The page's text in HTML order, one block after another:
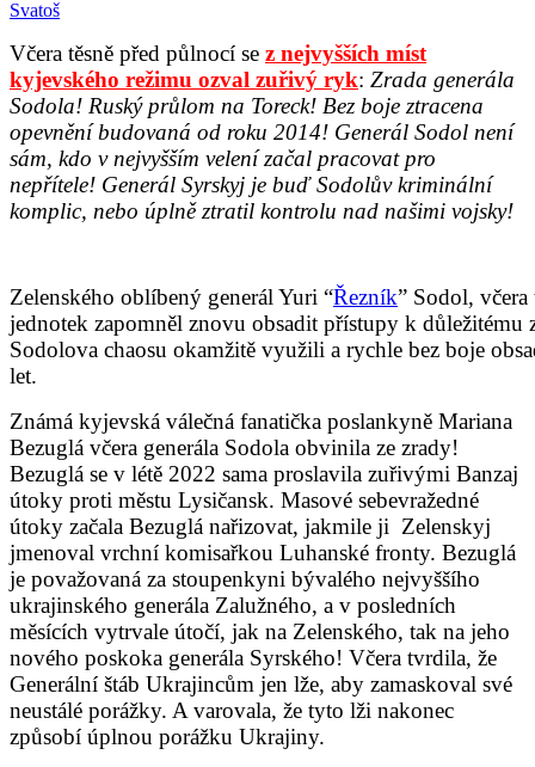
Svatoš
Včera těsně před půlnocí se z nejvyšších míst
kyjevského režimu ozval zuřivý ryk: Zrada generála
Sodola! Ruský průlom na Toreck! Bez boje ztracena
opevnění budovaná od roku 2014! Generál Sodol není
sám, kdo v nejvyšším velení začal pracovat pro
nepřítele! Generál Syrskyj je buď Sodolův kriminální
komplic, nebo úplně ztratil kontrolu nad našimi vojsky!
Zelenského oblíbený generál Yuri “Řezník” Sodol,
jednotek zapomněl znovu obsadit přístupy k důležitému
Sodolova chaosu okamžitě využili a rychle bez boje
let.
Známá kyjevská válečná fanatička poslankyně Mariana
Bezuglá včera generála Sodola obvinila ze zrady!
Bezuglá se v létě 2022 sama proslavila zuřivými Banzaj
útoky proti městu Lysičansk. Masové sebevražedné
útoky začala Bezuglá nařizovat, jakmile ji Zelenskyj
jmenoval vrchní komisařkou Luhanské fronty. Bezuglá
je považovaná za stoupenkyni bývalého nejvyššího
ukrajinského generála Zalužného, a v posledních
měsících vytrvale útočí, jak na Zelenského, tak na jeho
nového poskoka generála Syrského! Včera tvrdila, že
Generální štáb Ukrajincům jen lže, aby zamaskoval své
neustálé porážky. A varovala, že tyto lži nakonec
způsobí úplnou porážku Ukrajiny.